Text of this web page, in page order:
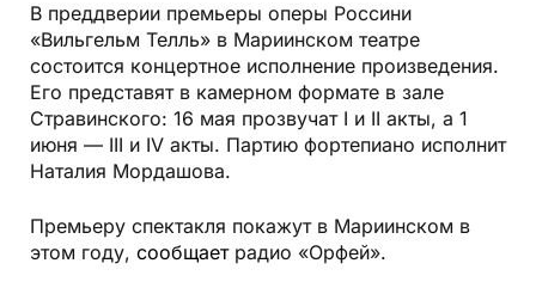
В преддверии премьеры оперы Россини
«Вильгельм Телль» в Мариинском театре
состоится концертное исполнение произведения.
Его представят в камерном формате в зале
Стравинского: 16 мая прозвучат I и II акты, а 1
июня — III и IV акты. Партию фортепиано исполнит
Наталия Мордашова.
Премьеру спектакля покажут в Мариинском в
этом году, сообщаетрадио «Орфей».